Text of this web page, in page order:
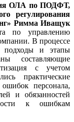
ОЛА по ПОДФТ,
регулирования
Римма Иващук
по управлению
В процессе
подходы и этапы
составляющие
с учетом
практические
персонала,
и обязанностей
к ошибкам